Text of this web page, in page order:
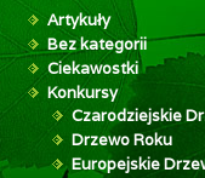
Artykuły
Bez kategorii
Ciekawostki
Konkursy
Czarodziejskie
Drzewo Roku
Europejskie